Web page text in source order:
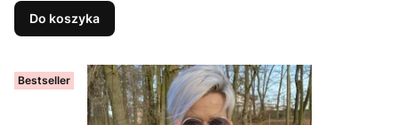
Do koszyka
Bestseller